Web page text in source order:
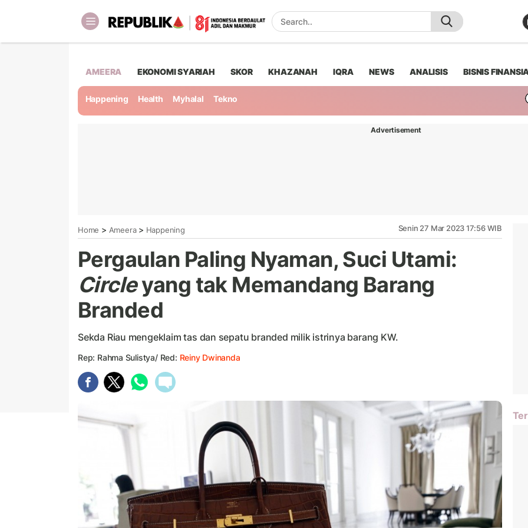
AMEERA EKONOMI SYARIAH SKOR KHAZANAH IQRA NEWS ANALISIS BISNIS
Happening Health Myhalal Tekno
Advertisement
Home > Ameera> Happening Senin 27 Mar 2023 17:56 WIB
Pergaulan Paling Nyaman, Suci Utami:
Circleyang tak Memandang Barang
Branded
Sekda Riau mengeklaim tas dan sepatu branded milik istrinya barang KW.
Rep: Rahma Sulistya/ Red: Reiny Dwinanda